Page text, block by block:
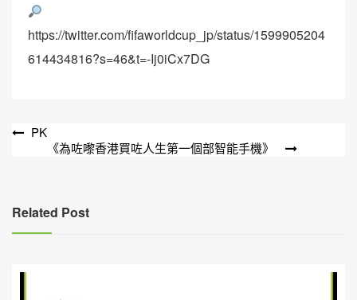
https://twitter.com/fifaworldcup_jp/status/1599905204
614434816?s=46&t=-Ij0iCx7DG
文
覽
PK
《為咗嚟香港買咗人生第一個部智能手機》
Related Post